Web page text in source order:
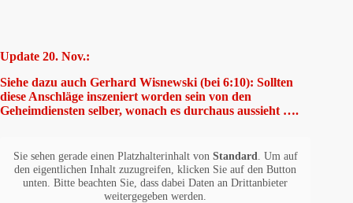
Update 20. Nov.:
Siehe dazu auch Gerhard Wisnewski (bei 6:10): Sollten
diese Anschläge inszeniert worden sein von den
Geheimdiensten selber, wonach es durchaus aussieht ….
Sie sehen gerade einen Platzhalterinhalt von Standard . Um auf
den eigentlichen Inhalt zuzugreifen, klicken Sie auf den Button
unten. Bitte beachten Sie, dass dabei Daten an Drittanbieter
weitergegeben werden.